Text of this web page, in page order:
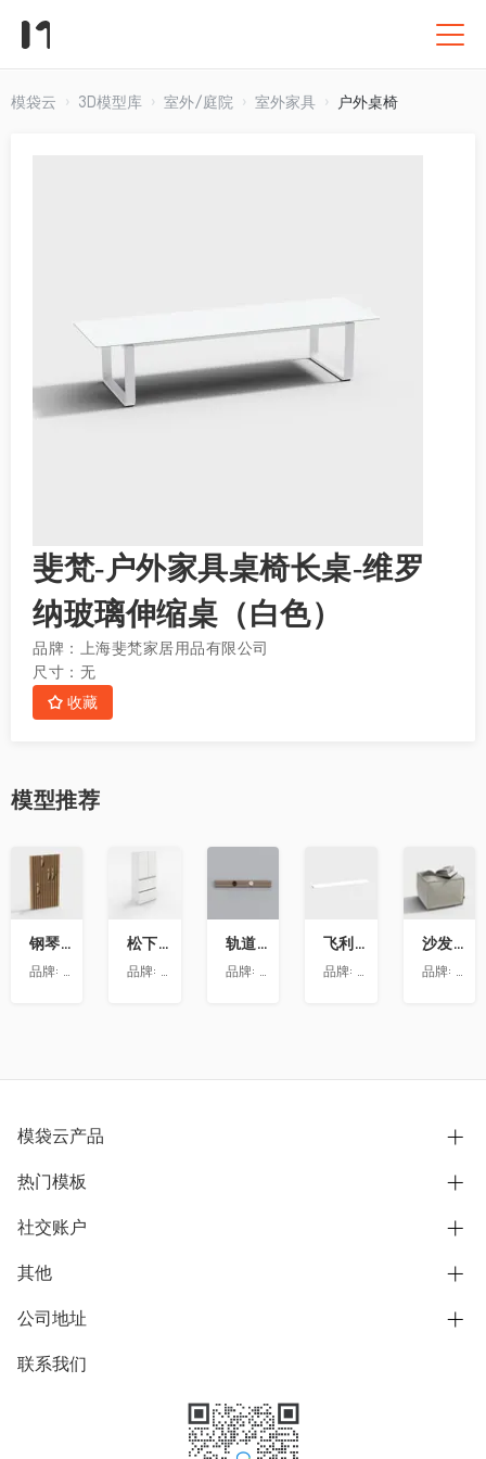
模袋云 3D模型库 室外/庭院 室外家具 户外桌椅
斐梵-户外家具桌椅长桌-维罗
纳玻璃伸缩桌（白色）
品牌： 上海斐梵家居用品有限公司
尺寸： 无
收藏
模型推荐
钢琴键挂衣架9
品牌:
澳华装饰
藏
松下喜马拉雅 600L冰箱大溪地
品牌:
松下
藏
轨道插座9
品牌:
依百纳定制家具 全新VR上线 让您提前
飞利浦LS160灯带-低压灯带-100mm
品牌:
昕诺飞
收
藏
沙发凳坐墩
品牌:
澳华
模袋云产品
别墅设计营销
模型协同展示分享
别墅社区
别墅模板
热门模板
欧式别墅
中式别墅
日式别墅
社交账户
B站
抖音
微信公众号
其他
用户服务协议
隐私政策
公司地址
上海市浦东新区东方路1215-1217号
联系我们